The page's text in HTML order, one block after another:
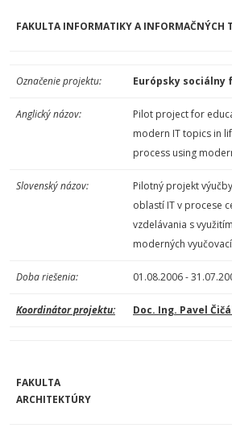
FAKULTA INFORMATIKY A INFORMAČNÝCH
Označenie projektu: Európsky sociálny
Anglický názov:
Pilot project for
modern IT topics in
process using
Slovenský názov:
Pilotný projekt
oblastí IT v procese
vzdelávania s využitím
moderných
Doba riešenia: 01.08.2006 -
Koordinátor projektu: Doc. Ing. Pavel
FAKULTA
ARCHITEKTÚRY